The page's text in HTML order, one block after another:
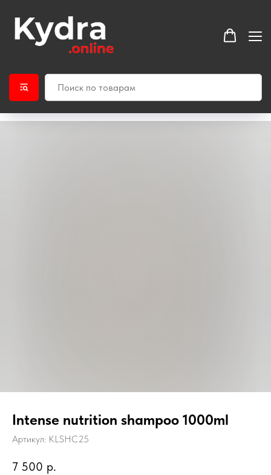
Intense nutrition shampoo 1000ml
Артикул: KLSHC25
7 500 р.